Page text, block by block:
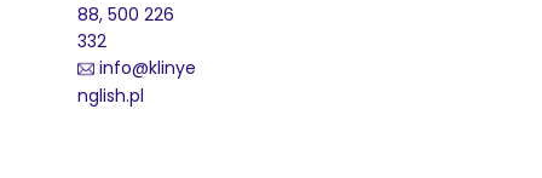
88, 500 226
332
info@klinye
nglish.pl